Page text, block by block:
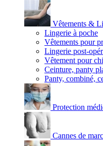
Vêtements &
Lingerie à poche
Vêtements pour
Lingerie post-
Vêtement pour
Ceinture, panty
Panty, combiné,
Protection
Cannes de